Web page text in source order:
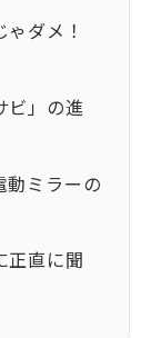
ダメ！
ビ」の進
動ミラーの
正直に聞